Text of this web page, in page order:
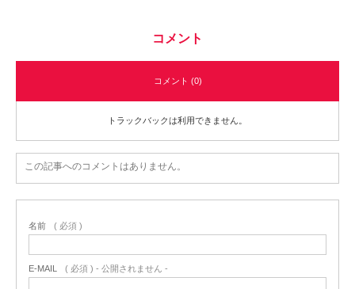
コメント
コメント (0)
トラックバックは利用できません。
この記事へのコメントはありません。
名前 ( 必須 )
E-MAIL ( 必須 ) - 公開されません -